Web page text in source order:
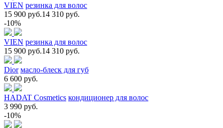
VIEN резинка для волос
15 900 руб.14 310 руб.
-10%
VIEN резинка для волос
15 900 руб.14 310 руб.
Dior масло-блеск для губ
6 600 руб.
HADAT Cosmetics кондиционер для волос
3 990 руб.
-10%